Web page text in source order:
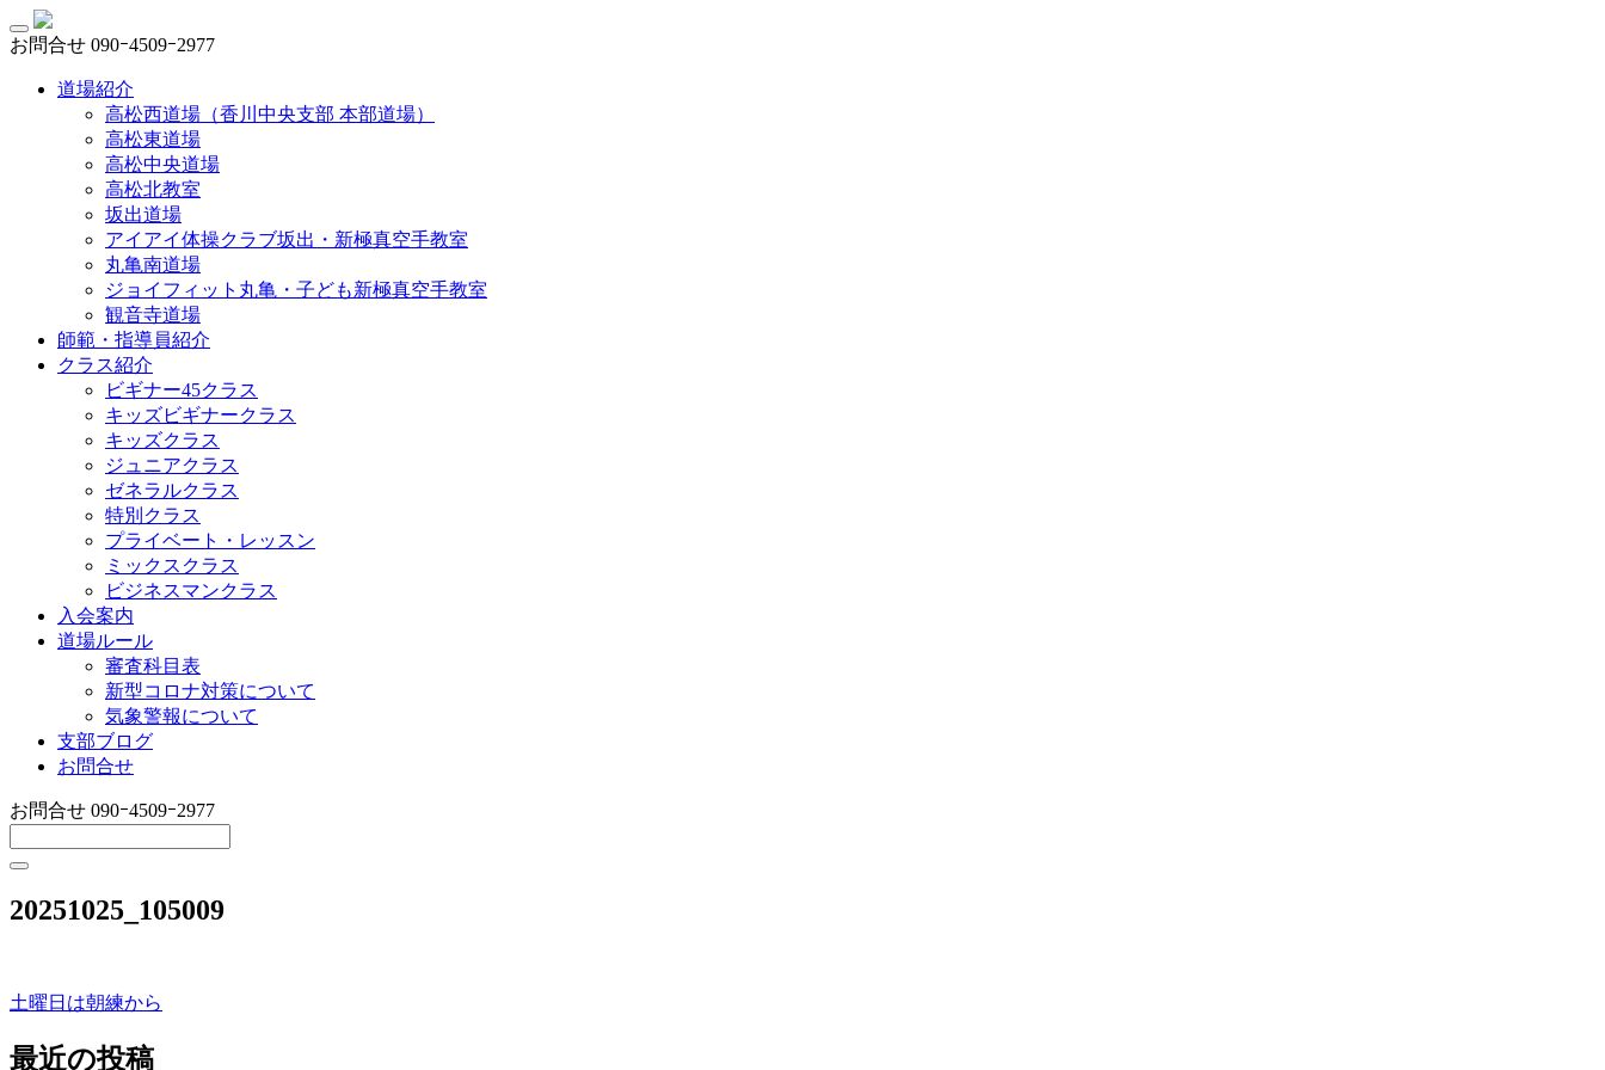
お問合せ 090ｰ4509ｰ2977
道場紹介
高松西道場（香川中央支部 本部道場）
高松東道場
高松中央道場
高松北教室
坂出道場
アイアイ体操クラブ坂出・新極真空手教室
丸亀南道場
ジョイフィット丸亀・子ども新極真空手教室
観音寺道場
師範・指導員紹介
クラス紹介
ビギナー45クラス
キッズビギナークラス
キッズクラス
ジュニアクラス
ゼネラルクラス
特別クラス
プライベート・レッスン
ミックスクラス
ビジネスマンクラス
入会案内
道場ルール
審査科目表
新型コロナ対策について
気象警報について
支部ブログ
お問合せ
お問合せ 090ｰ4509ｰ2977
20251025_105009
投
稿
土曜日は朝練から
最近の投稿